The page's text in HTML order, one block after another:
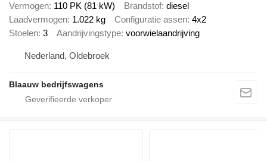
Vermogen 110 PK (81 kW) Brandstof diesel
Laadvermogen 1.022 kg Configuratie assen 4x2
Stoelen 3 Aandrijvingstype voorwielaandrijving
Nederland, Oldebroek
Blaauw bedrijfswagens